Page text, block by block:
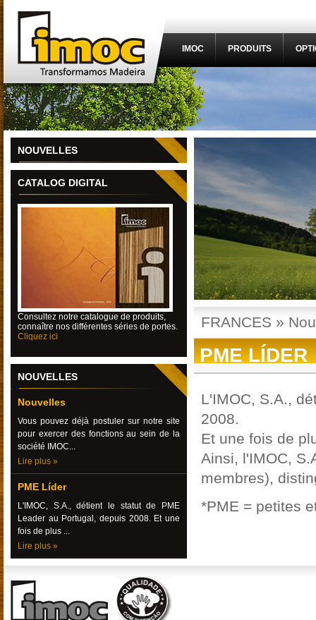
IMOC PRODUITS
NOUVELLES
CATALOG DIGITAL
Consultez notre catalogue de produits,
connaître nos différentes séries de portes.
Cliquez ici
NOUVELLES
Nouvelles
Vous pouvez déjà postuler sur notre site
pour exercer des fonctions au sein de la
société IMOC...
Lire plus »
PME Líder
L'IMOC, S.A., détient le statut de PME
Leader au Portugal, depuis 2008. Et une
fois de plus ...
Lire plus »
FRANCES »
PME LÍDER
L'IMOC, S.A.,
2008.
Et une fois de
Ainsi, l'IMOC,
membres),
*PME = petites